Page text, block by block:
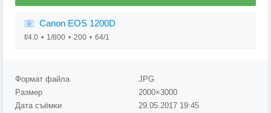
Canon EOS 1200D
f/4.0 1/800 200 64/1
Формат файла
JPG
Размер
2000×3000
Дата съёмки
29.05.2017 19:45